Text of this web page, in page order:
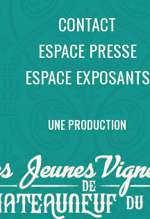
CONTACT
ESPACE PRESSE
ESPACE EXPOSANTS
UNE PRODUCTION